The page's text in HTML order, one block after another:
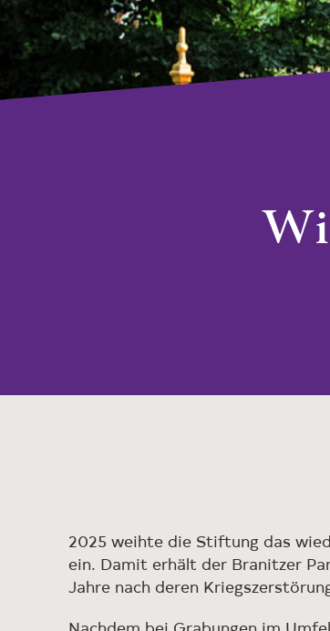
2025 weihte die Stiftung das
ein. Damit erhält der Branitzer
Jahre nach deren